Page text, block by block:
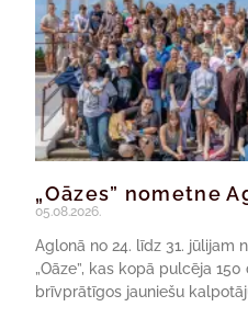
„Oāzes” nometne
05.08.2026.
Aglonā no 24. līdz 31. jūlijam
„Oāze”, kas kopā pulcēja
brīvprātīgos jauniešu